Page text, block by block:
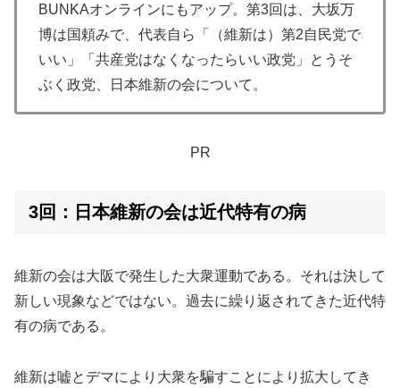
BUNKAオンラインにもアップ。第3回は、大坂万
博は国頼みで、代表自ら「（維新は）第2自民党で
いい」「共産党はなくなったらいい政党」とうそ
ぶく政党、日本維新の会について。
PR
3回：日本維新の会は近代特有の病
維新の会は大阪で発生した大衆運動である。それは決して
新しい現象などではない。過去に繰り返されてきた近代特
有の病である。
維新は嘘とデマにより大衆を騙すことにより拡大してき